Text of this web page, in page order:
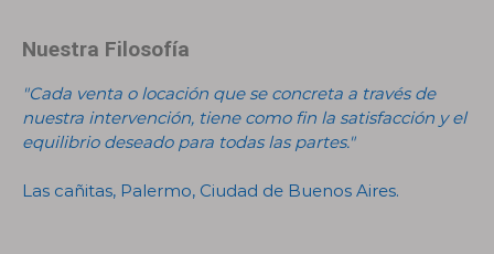
Nuestra Filosofía
"Cada venta o locación que se concreta a través de
nuestra intervención, tiene como fin la satisfacción y el
equilibrio deseado para todas las partes."
Las cañitas, Palermo, Ciudad de Buenos Aires.